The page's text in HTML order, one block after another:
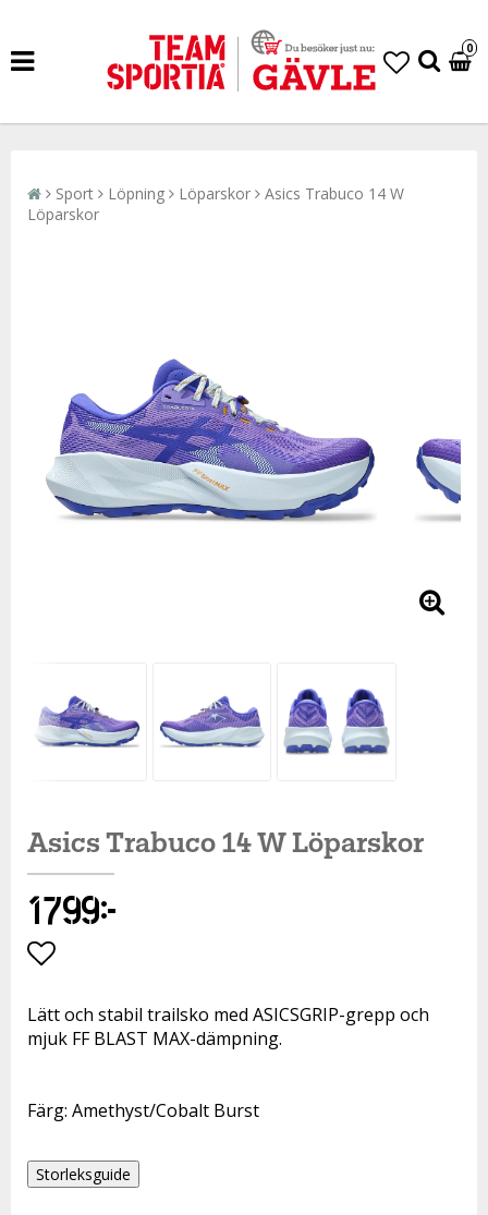
0
Sport Löpning Löparskor
Asics Trabuco 14 W
Löparskor
Asics Trabuco 14 W Löparskor
1 799 kr
Lätt och stabil trailsko med ASICSGRIP-grepp och
mjuk FF BLAST MAX-dämpning.
Färg: Amethyst/Cobalt Burst
Storleksguide